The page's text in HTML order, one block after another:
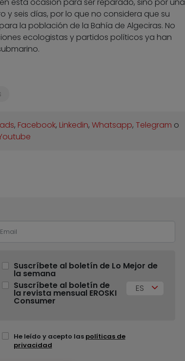
y seis días, por lo que no considera que su
la población de la Bahía de Algeciras. No
ecologistas y partidos políticos ya han
, Facebook, Linkedin,Whatsapp,Telegram o
Suscríbete al boletín de Lo Mejor de
la semana
Suscríbete al boletín de
la revista mensual EROSKI
Consumer
ES
He leído y acepto las políticas de
privacidad